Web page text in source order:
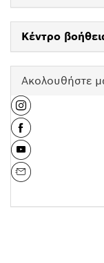
Κέντρο
Ακολουθήστε